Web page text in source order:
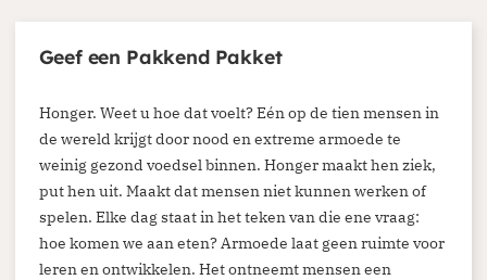
Geef een Pakkend Pakket
Honger. Weet u hoe dat voelt? Eén op de tien mensen in
de wereld krijgt door nood en extreme armoede te
weinig gezond voedsel binnen. Honger maakt hen ziek,
put hen uit. Maakt dat mensen niet kunnen werken of
spelen. Elke dag staat in het teken van die ene vraag:
hoe komen we aan eten? Armoede laat geen ruimte voor
leren en ontwikkelen. Het ontneemt mensen een
Je kunt eenmalig of periodiek doneren via
onze website. Ga naar de donatiepagina en
kies het thema of land waar je aan wilt
bijdragen. Periodiek schenken biedt ook
belastingvoordeel.
Doneren